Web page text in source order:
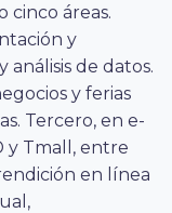
cinco áreas.
y
de datos.
y ferias
Tercero, en e-
y Tmall, entre
en línea